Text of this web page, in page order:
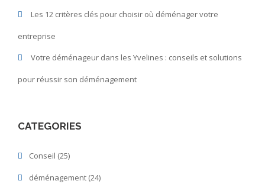
Les 12 critères clés pour choisir où déménager votre
entreprise
Votre déménageur dans les Yvelines : conseils et solutions
pour réussir son déménagement
CATEGORIES
Conseil (25)
déménagement (24)